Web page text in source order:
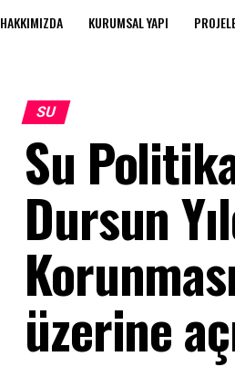
HAKKIMIZDA KURUMSAL YAPI
SU
Su
Dursun
üzerine